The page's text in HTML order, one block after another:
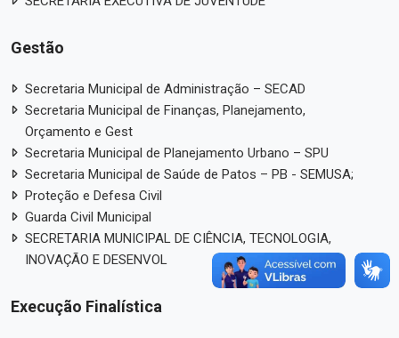
Gestão
Secretaria Municipal de Administração – SECAD
Secretaria Municipal de Finanças, Planejamento,
Orçamento e Gest
Secretaria Municipal de Planejamento Urbano – SPU
Secretaria Municipal de Saúde de Patos – PB - SEMUSA;
Proteção e Defesa Civil
Guarda Civil Municipal
SECRETARIA MUNICIPAL DE CIÊNCIA, TECNOLOGIA,
INOVAÇÃO E DESENVOL
Execução Finalística